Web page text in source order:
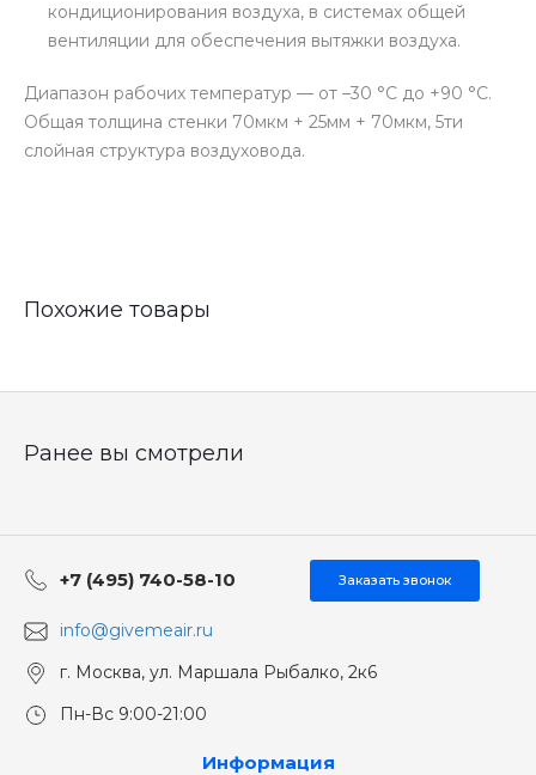
кондиционирования воздуха, в системах общей
вентиляции для обеспечения вытяжки воздуха.
Диапазон рабочих температур — от –30 °С до +90 °С.
Общая толщина стенки 70мкм + 25мм + 70мкм, 5ти
слойная структура воздуховода.
Похожие товары
Ранее вы смотрели
+7 (495) 740-58-10 Заказать звонок
info@givemeair.ru
г. Москва, ул. Маршала Рыбалко, 2к6
Пн-Вс 9:00-21:00
Информация